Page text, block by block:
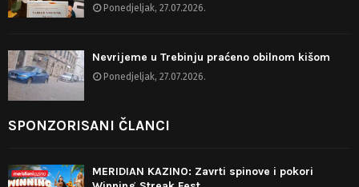
Ponedjeljak, 27.07.2026.
Nevrijeme u Trebinju praćeno obilnom kišom
Ponedjeljak, 27.07.2026.
SPONZORISANI ČLANCI
MERIDIAN KAZINO: Zavrti spinove i pokori